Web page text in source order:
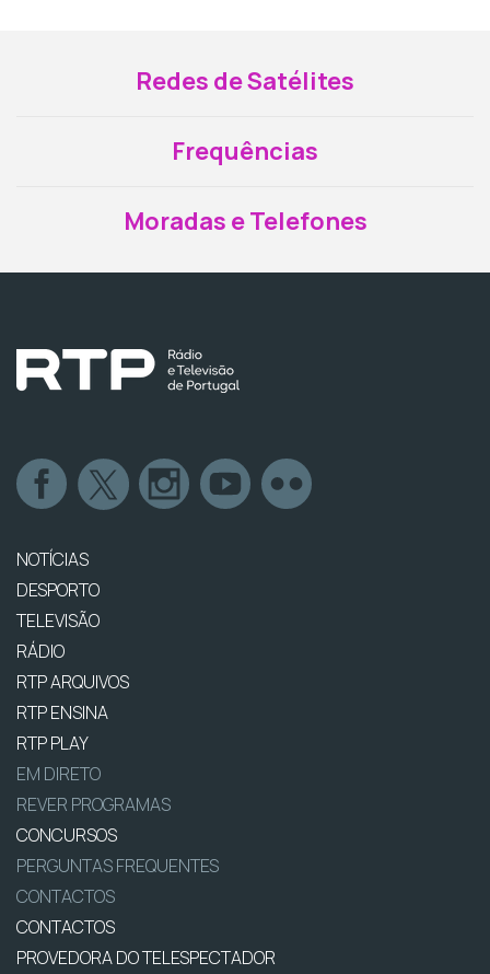
Redes de Satélites
Frequências
Moradas e Telefones
NOTÍCIAS
DESPORTO
TELEVISÃO
RÁDIO
RTP ARQUIVOS
RTP ENSINA
RTP PLAY
EM DIRETO
REVER PROGRAMAS
CONCURSOS
PERGUNTAS FREQUENTES
CONTACTOS
CONTACTOS
PROVEDORA DO TELESPECTADOR